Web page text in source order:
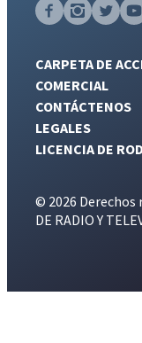
CARPETA DE
COMERCIAL
CONTÁCTENOS
LEGALES
LICENCIA DE
© 2026 Derechos
DE RADIO Y